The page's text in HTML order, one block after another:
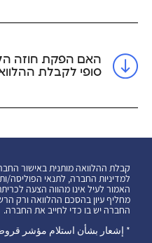
האם הפקת חוזה
סופי לקבלת
קבלת ההלוואה מותנית באישור
למדיניות החברה, לתנאי הפוליסה/
האמור לעיל אינו מהווה הצעה
מחליף עיון בהסכם ההלוואה ורק
החברה יש בו כדי לחייב את החברה.
* إشعار بشأن استلام مؤشر